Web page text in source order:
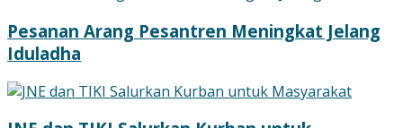
Pesanan Arang Pesantren Meningkat Jelang
Iduladha